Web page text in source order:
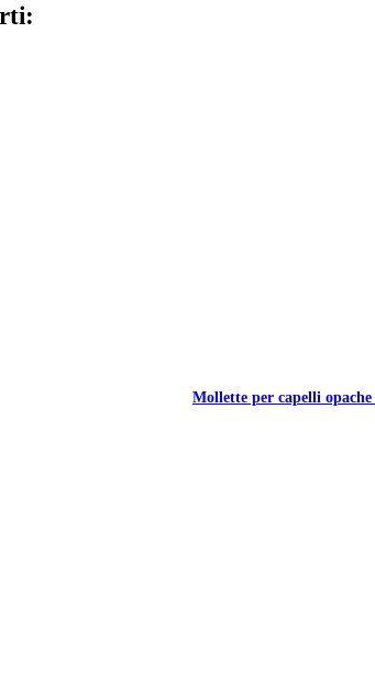
Mollette per capelli